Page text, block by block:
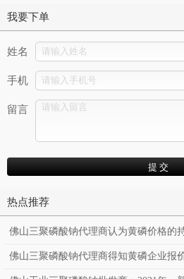
我要下单
姓名
手机
留言
热点推荐
佛山三聚磷酸钠代理商认为黄磷价格的
因素影响
佛山三聚磷酸钠代理商得知黄磷企业报